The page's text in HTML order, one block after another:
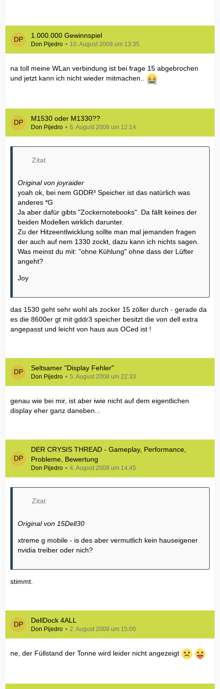
1.000.000 Gewinnspiel
Don Pijedro 10. August 2008 um 13:35
na toll meine WLan verbindung ist bei frage 15 abgebrochen
und jetzt kann ich nicht wieder mitmachen..
M1530 oder M1330??
Don Pijedro 6. August 2008 um 12:14
Zitat
Original von joyraider
yoah ok, bei nem GDDR³ Speicher ist das natürlich was
anderes *G
Ja aber dafür gibts "Zockernotebooks". Da fällt keines der
beiden Modellen wirklich darunter.
Zu der Hitzeentlwicklung sollte man mal jemanden fragen
der auch auf nem 1330 zockt, dazu kann ich nichts sagen.
Was meinst du mit: "ohne Kühlung" ohne dass der Lüfter
angeht?
Joy
das 1530 geht sehr wohl als zocker 15 zöller durch - gerade da
es die 8600er gt mit gddr3 speicher besitzt die von dell extra
angepasst und leicht von haus aus OCed ist !
Seltsamer "Display Fehler"
Don Pijedro 5. August 2008 um 22:33
genau wie bei mir, ist aber iwie nicht auf dem eigentlichen
display eher ganz daneben...
DER CRYSIS THREAD - Gameplay, Performance,
Probleme, Bewertung
Don Pijedro 4. August 2008 um 14:45
Zitat
Original von 15Dell30
xtreme g mobile - is des aber vermutlich kein hauseigener
nvidia treiber oder nich?
stimmt.
DellDock 4ALL
Don Pijedro 2. August 2008 um 15:00
ne, der Füllstand der Tonne wird leider nicht angezeigt